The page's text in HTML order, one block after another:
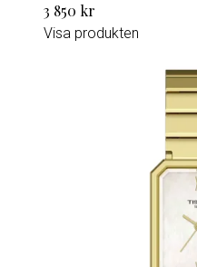
3 850 kr
Visa produkten